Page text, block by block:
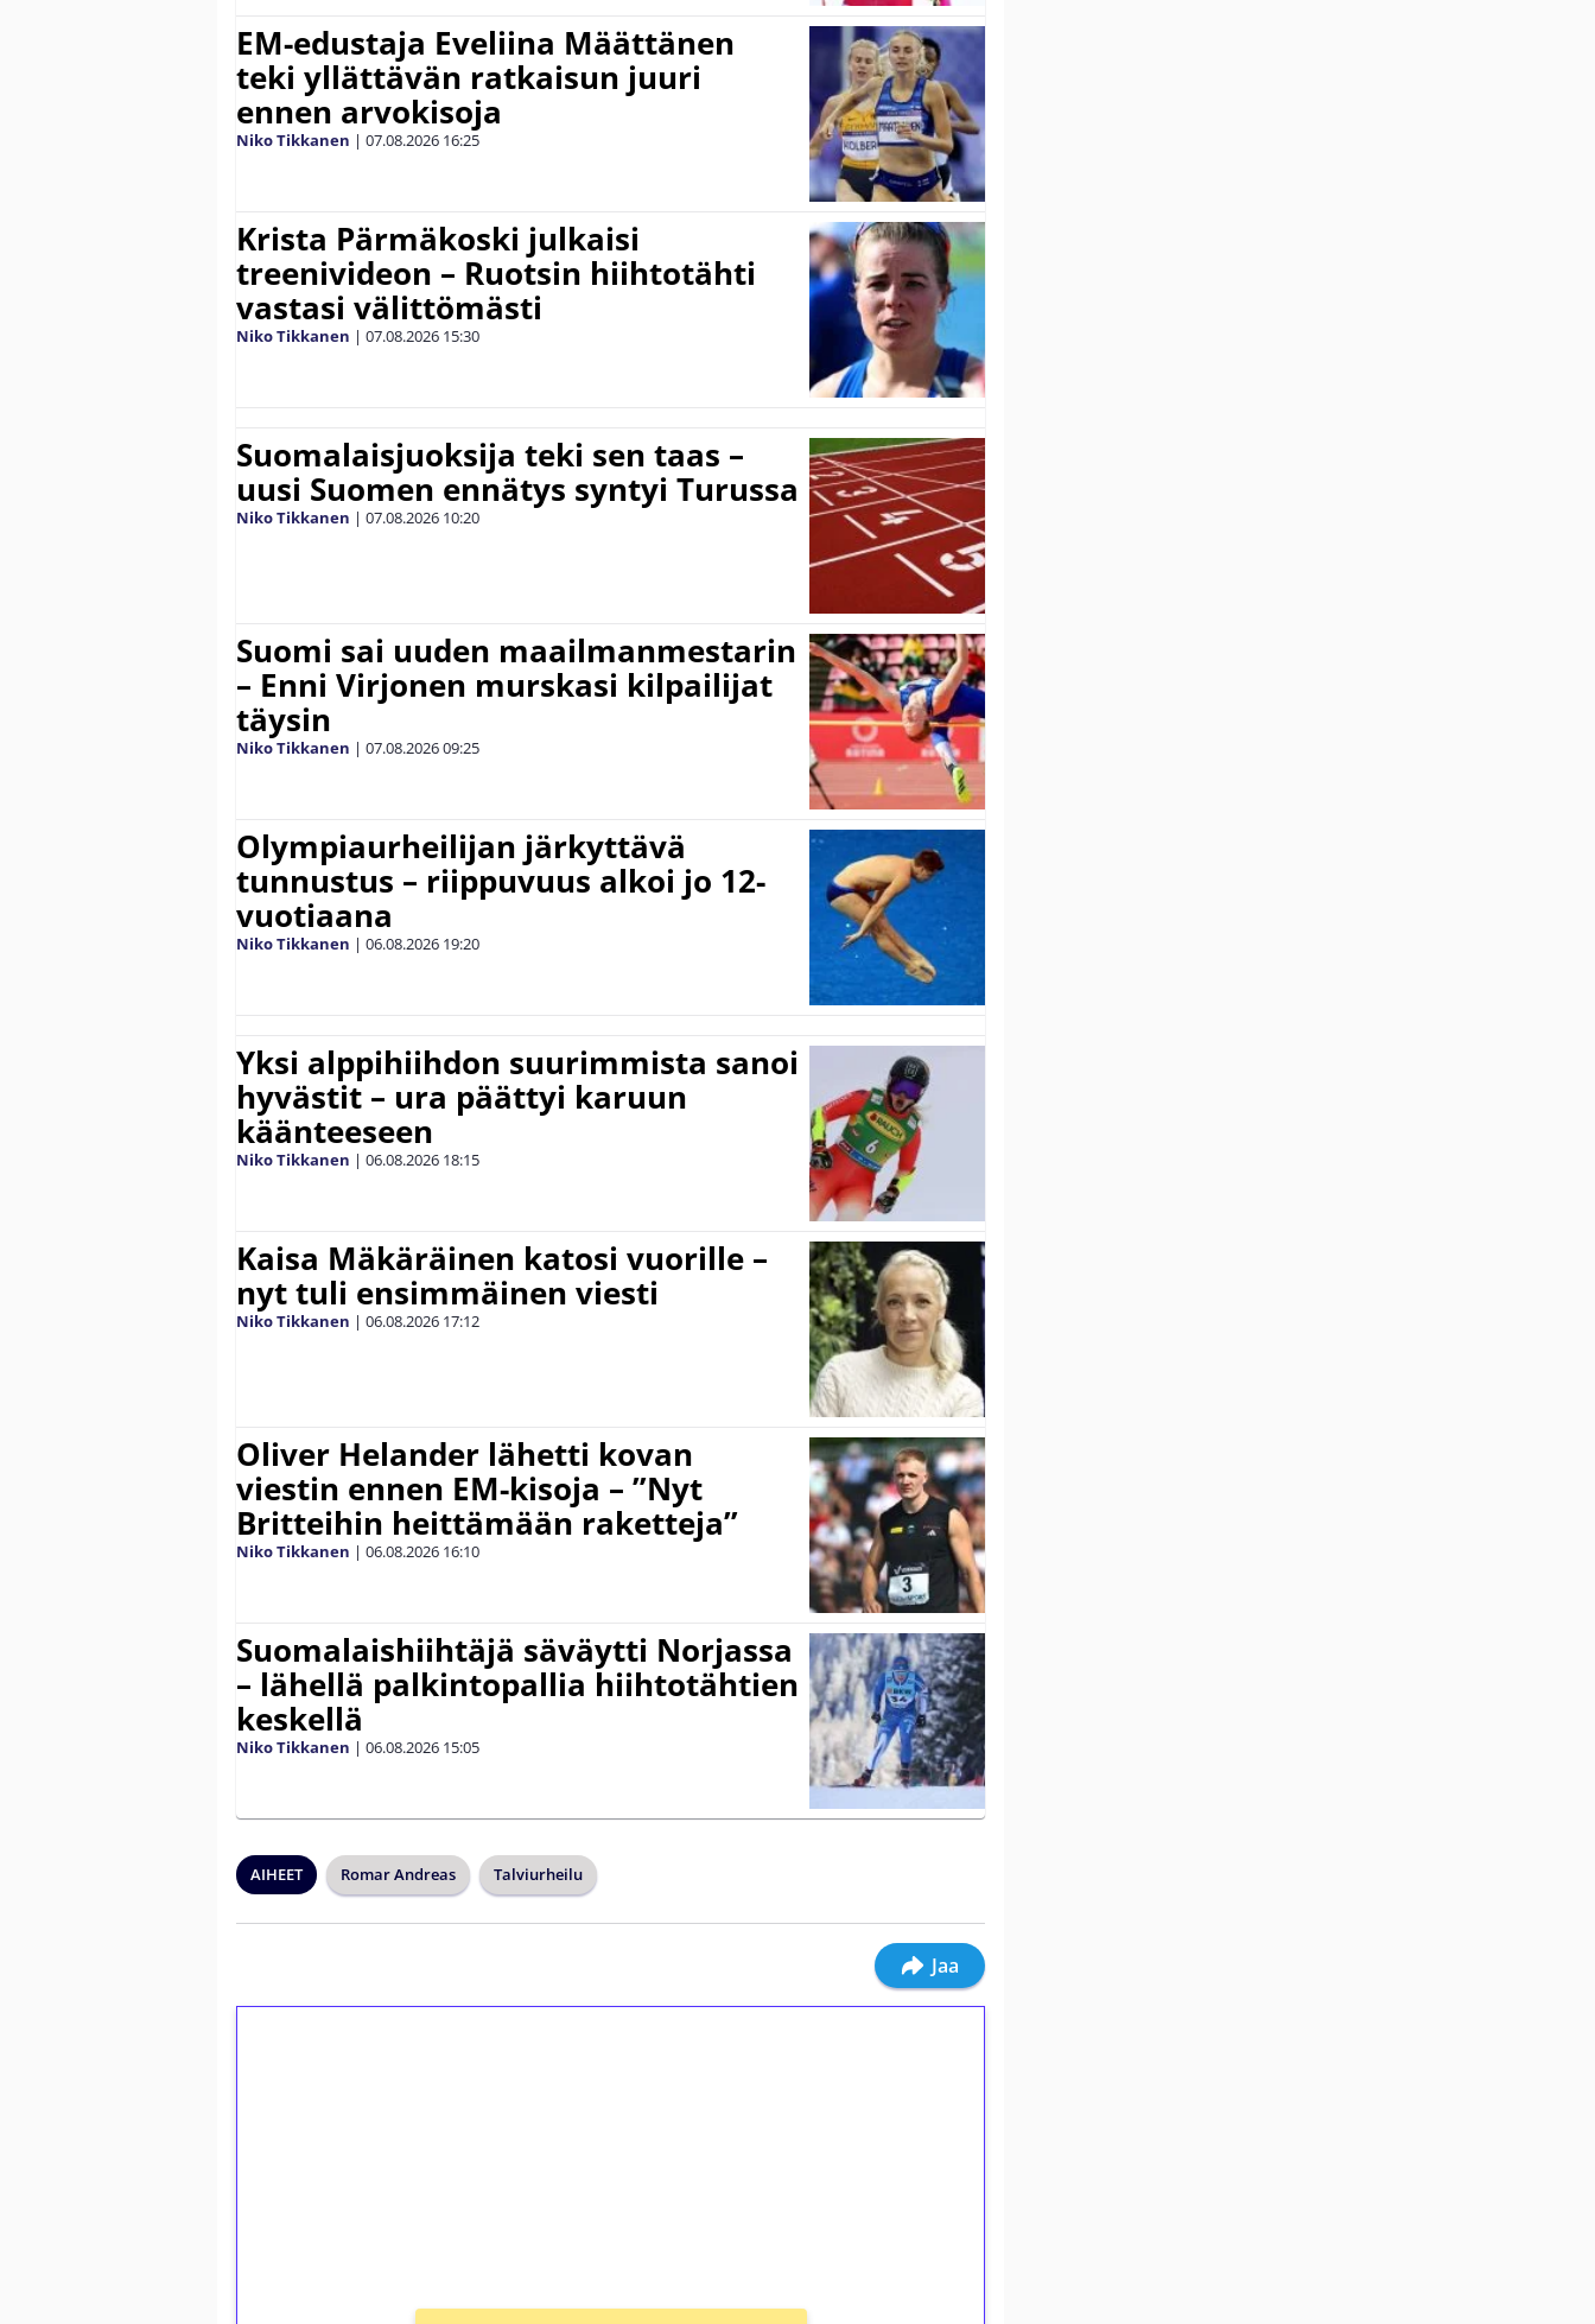
EM-edustaja Eveliina Määttänen
teki yllättävän ratkaisun juuri
ennen arvokisoja
Niko Tikkanen | 07.08.2026 16:25
Krista Pärmäkoski julkaisi
treenivideon – Ruotsin hiihtotähti
vastasi välittömästi
Niko Tikkanen | 07.08.2026 15:30
Suomalaisjuoksija teki sen taas –
uusi Suomen ennätys syntyi Turussa
Niko Tikkanen | 07.08.2026 10:20
Suomi sai uuden maailmanmestarin
– Enni Virjonen murskasi kilpailijat
täysin
Niko Tikkanen | 07.08.202609:25
Olympiaurheilijan järkyttävä
tunnustus – riippuvuus alkoi jo 12-
vuotiaana
Niko Tikkanen | 06.08.2026 19:20
Yksi alppihiihdon suurimmista sanoi
hyvästit – ura päättyi karuun
käänteeseen
Niko Tikkanen | 06.08.2026 18:15
Kaisa Mäkäräinen katosi vuorille –
nyt tuli ensimmäinen viesti
Niko Tikkanen | 06.08.2026 17:12
Oliver Helander lähetti kovan
viestin ennen EM-kisoja – ”Nyt
Britteihin heittämään raketteja”
Niko Tikkanen | 06.08.2026 16:10
Suomalaishiihtäjä säväytti Norjassa
– lähellä palkintopallia hiihtotähtien
keskellä
Niko Tikkanen | 06.08.2026 15:05
AIHEET Romar Andreas Talviurheilu
Jaa